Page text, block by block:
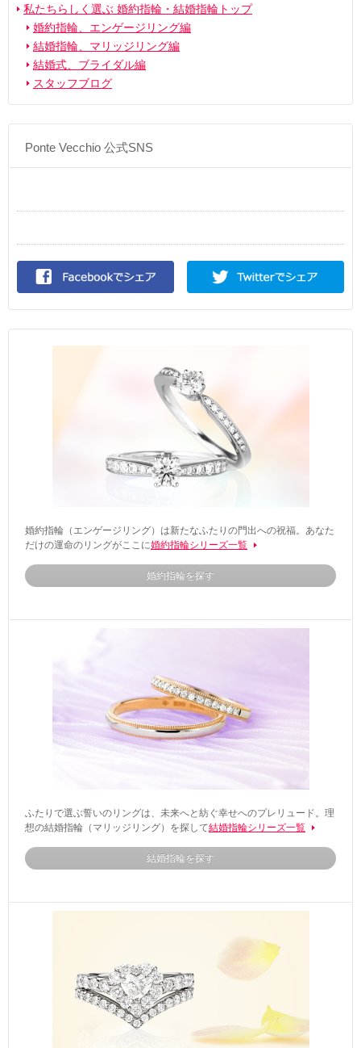
私たちらしく選ぶ 婚約指輪・結婚指輪トップ
婚約指輪、エンゲージリング編
結婚指輪、マリッジリング編
結婚式、ブライダル編
スタッフブログ
Ponte Vecchio 公式SNS
婚約指輪（エンゲージリング）は新たなふたりの門出への祝福。あなた
だけの運命のリングがここに婚約指輪シリーズ一覧
婚約指輪を探す
ふたりで選ぶ誓いのリングは、未来へと紡ぐ幸せへのプレリュード。理
想の結婚指輪（マリッジリング）を探して結婚指輪シリーズ一覧
結婚指輪を探す